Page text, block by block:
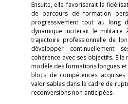
Ensuite, elle favoriserait la
de parcours de formation
progressivement tout au long
dynamique inciterait le militaire
trajectoire professionnelle de
développer continuellement
cohérence avec ses objectifs.
modèle des formations longues
blocs de compétences
valorisables dans le cadre de
reconversions non anticipées.